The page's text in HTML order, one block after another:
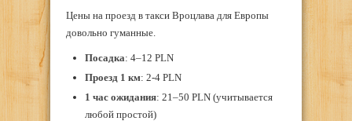
Цены на проезд в такси Вроцлава для Европы
довольно гуманные.
Посадка: 4–12 PLN
Проезд 1 км: 2-4 PLN
1 час ожидания: 21–50 PLN (учитывается
любой простой)